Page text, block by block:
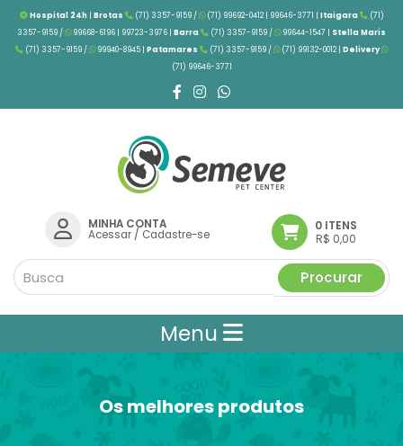
Hospital 24h| Brotas (71) 3357-9159 / (71) 99692-0412 | 99646-3771 | Itaigara
(71)
3357-9159 /
99668-6196 | 99723-3976 | Barra (71) 3357-9159 / 99644-1547 | Stella Maris
(71) 3357-9159 /
99940-8945 | Patamares (71) 3357-9159 / (71) 99132-0012 | Delivery
(71) 99646-3771
MINHA CONTA
Acessar/ Cadastre-se
0 ITENS
R$ 0,00
Procurar
Menu
Os melhores produtos